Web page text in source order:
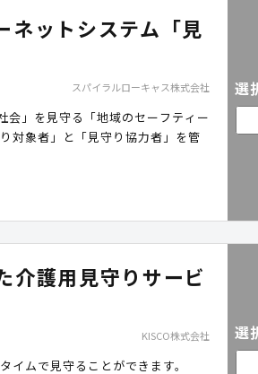
ネットシステム「見
スパイラルローキャス株式会社
会」を見守る「地域のセーフティー
対象者」と「見守り協力者」を管
選
介護用見守りサービ
KISCO株式会社
イムで見守ることができます。
選